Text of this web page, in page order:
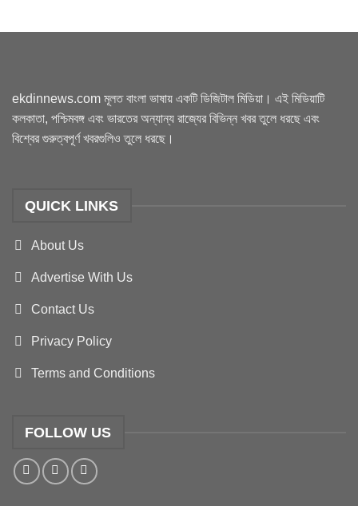
ekdinnews.com মূলত বাংলা ভাষায় একটি ডিজিটাল মিডিয়া। এই মিডিয়াটি
কলকাতা, পশ্চিমবঙ্গ এবং ভারতের অন্যান্য রাজ্যের বিভিন্ন খবর তুলে ধরছে এবং
বিশ্বের গুরুত্বপূর্ণ খবরগুলিও তুলে ধরছে।
QUICK LINKS
About Us
Advertise With Us
Contact Us
Privacy Policy
Terms and Conditions
FOLLOW US